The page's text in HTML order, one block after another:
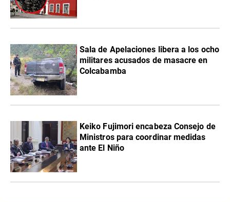
Sala de Apelaciones libera a los ocho
militares acusados de masacre en
Colcabamba
Keiko Fujimori encabeza Consejo de
Ministros para coordinar medidas
ante El Niño